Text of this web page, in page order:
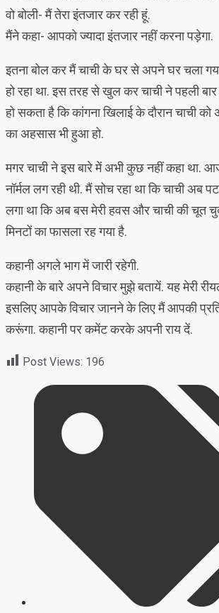
वो बोली- मैं तेरा इंतजार कर रही हूं.
मैंने कहा- आपको ज्यादा इंतजार नहीं करना पड़ेगा.
इतना बोल कर मैं चाची के घर से अपने घर चला
हो रहा था. इस तरह से खुल कर चाची ने पहली
हो सकता है कि कांगना खिलाई के दौरान चाची
का अहसास भी हुआ हो.
मगर चाची ने इस बारे में अभी कुछ नहीं कहा था.
नॉर्मल लग रही थी. मैं सोच रहा था कि चाची अब
लगा था कि अब बस मेरी हवस और चाची की चूत
मिनटों का फासला रह गया है.
कहानी अगले भाग में जारी रहेगी.
कहानी के बारे अपने विचार मुझे बतायें. यह मेरी
इसलिए आपके विचार जानने के लिए मैं आपकी
करूंगा. कहानी पर कमेंट करके अपनी राय दें.
Post Views: 196